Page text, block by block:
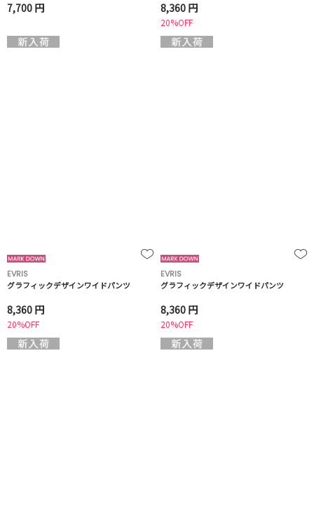
7,700 円 8,360 円
20%OFF
EVRIS
グラフィックデザインワイドパンツ
8,360 円
20%OFF
EVRIS
グラフィックデザインワイドパンツ
8,360 円
20%OFF